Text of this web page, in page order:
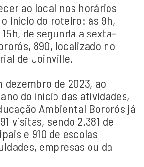
ao local nos horários
início do roteiro: às 9h,
15h, de segunda a sexta-
890, localizado no
de Joinville.
dezembro de 2023, ao
do início das atividades,
Ambiental Bororós já
visitas, sendo 2.381 de
e 910 de escolas
empresas ou da